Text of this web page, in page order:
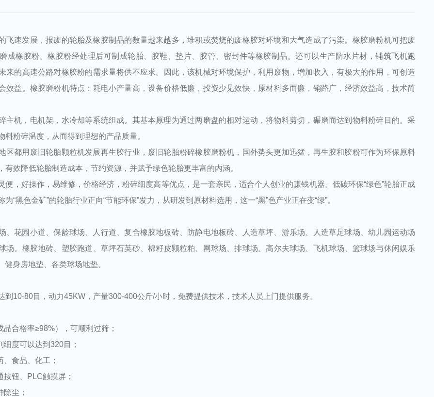
速发展，报废的轮胎及橡胶制品的数量越来越多，堆积或焚烧的废橡胶对环境和大气造成了污染。橡胶磨粉机可把废
成橡胶粉。橡胶粉经处理后可制成轮胎、胶鞋、垫片、胶管、密封件等橡胶制品。还可以生产防水片材，铺筑飞机跑
来的高速公路对橡胶粉的需求量将供不应求。因此，该机械对环境保护，利用废物，增加收入，有极大的作用，可创造
效益。橡胶磨粉机特点：耗电小产量高，设备价格低廉，投资少见效快，原材料多而廉，销路广，经济效益高，技术简
机，电机架，水冷却等系统组成。其基本原理为通过两磨盘的相对运动，将物料剪切，碾磨而达到物料粉碎目的。采
料粉碎温度，从而得到理想的产品质量。
都用废旧轮胎颗粒机发展再生胶行业，废旧轮胎粉碎橡胶磨粉机，国外势头更加迅猛，再生胶和胶粉可作为环保原料
有效降低轮胎制造成本，节约资源，并赋予绿色轮胎更丰富的内涵。
，好操作，易维修，价格经济，粉碎细度高等优点，是一套亲民，适合个人创业的赚钱机器。低碳环保“绿色”轮胎正成
“黑色金矿”的轮胎行业正向“节能环保”发力，从研发到原材料选用，这一“黑”色产业正在变“绿”。
花园小道、保龄球场、人行道、复合橡胶地板砖、防静电地板砖、人造草坪、游乐场、人造草足球场、幼儿园运动场
场。橡胶地砖、塑胶跑道、草坪石英砂、棉籽皮颗粒粕、网球场、排球场、高尔夫球场、飞机球场、篮球场与休闲娱乐
身房地垫、各类球场地垫。
10-80目，动力45KW，产量300-400公斤/小时，免费提供技术，技术人员上门提供服务。
合格率≥98%），可顺利过筛；
度可以达到320目；
食品、化工；
钮、PLC触摸屏；
尘；